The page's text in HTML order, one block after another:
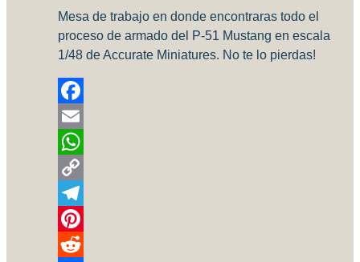
Mesa de trabajo en donde encontraras todo el
proceso de armado del P-51 Mustang en escala
1/48 de Accurate Miniatures. No te lo pierdas!
Facebook
Email
WhatsApp
Copy
Link
Telegram
Pinterest